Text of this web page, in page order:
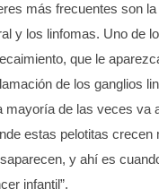
más frecuentes son
y los linfomas. Uno de
que le
de los ganglios
mayoría de las veces va
estas pelotitas crecen
y ahí es
infantil”.